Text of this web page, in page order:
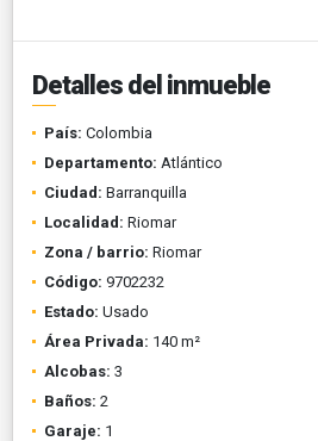
Detalles del inmueble
País: Colombia
Departamento: Atlántico
Ciudad: Barranquilla
Localidad: Riomar
Zona / barrio: Riomar
Código: 9702232
Estado: Usado
Área Privada: 140 m²
Alcobas: 3
Baños: 2
Garaje: 1